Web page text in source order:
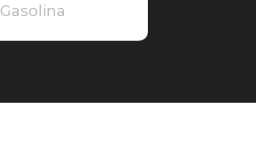
Gasolina